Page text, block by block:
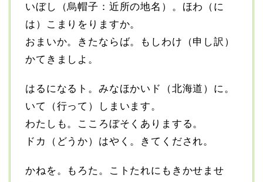
いぼし（烏帽子：近所の地名）。ほわ（に
は）こまりをりますか。
おまいか。きたならば。もしわけ（申し訳）
かてきましよ。
はるになるト。みなほかいド（北海道）に。
いて（行って）しまいます。
わたしも。こころぼそくありまする。
ドカ（どうか）はやく。きてくだされ。
かねを。もろた。こトたれにもきかせませ